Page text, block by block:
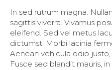
In sed rutrum magna.
sagittis viverra. Vivamus
eleifend. Sed vel metus
dictumst. Morbi lacinia
Aenean vehicula odio
Fusce sed blandit mauris,